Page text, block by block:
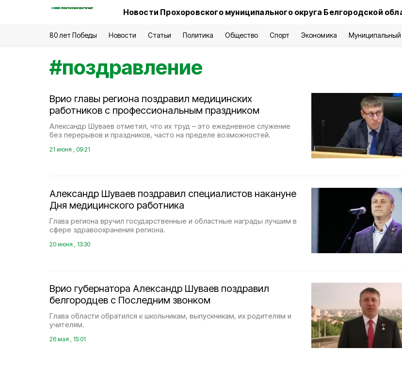
Новости Прохоровского муниципального округа Белгородской
80 лет Победы Новости Статьи Политика Общество Спорт Экономика Муниципальный
#поздравление
Врио главы региона поздравил медицинских
работников с профессиональным праздником
Александр Шуваев отметил, что их труд – это ежедневное служение
без перерывов и праздников, часто на пределе возможностей.
21 июня , 09:21
Александр Шуваев поздравил специалистов накануне
Дня медицинского работника
Глава региона вручил государственные и областные награды лучшим в
сфере здравоохранения региона.
20 июня , 13:30
Врио губернатора Александр Шуваев поздравил
белгородцев с Последним звонком
Глава области обратился к школьникам, выпускникам, их родителям и
учителям.
26 мая , 15:01